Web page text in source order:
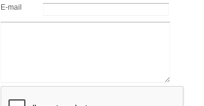
E-mail